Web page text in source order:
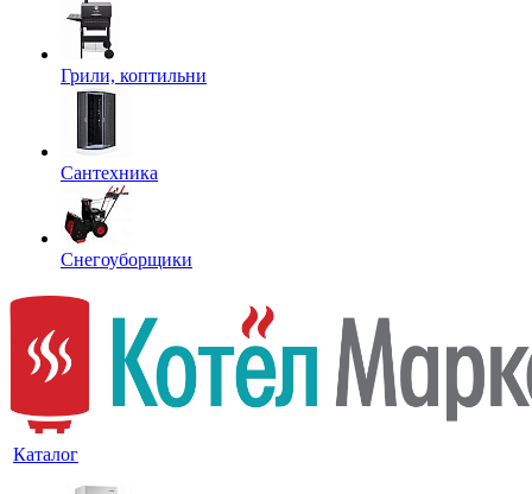
Грили, коптильни
Сантехника
Снегоуборщики
Каталог